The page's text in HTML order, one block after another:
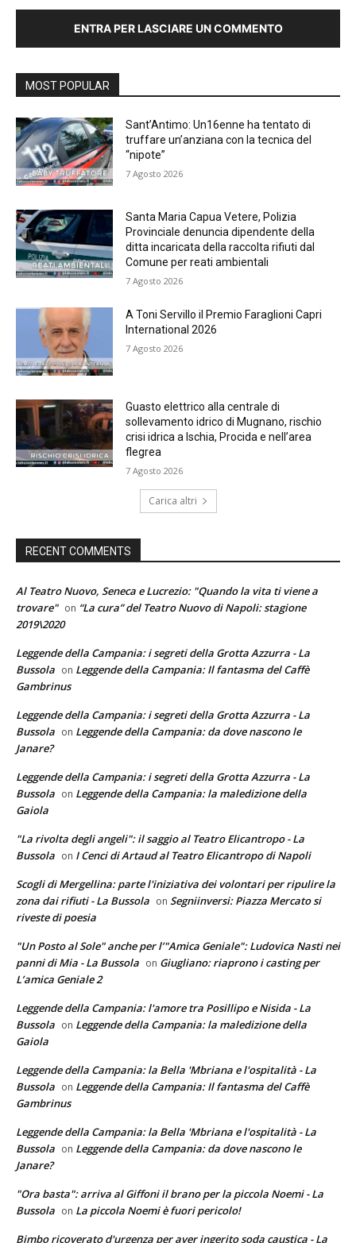
ENTRA PER LASCIARE UN COMMENTO
MOST POPULAR
Sant’Antimo: Un16enne ha tentato di
truffare un’anziana con la tecnica del
“nipote”
7 Agosto 2026
Santa Maria Capua Vetere, Polizia
Provinciale denuncia dipendente della
ditta incaricata della raccolta rifiuti dal
Comune per reati ambientali
7 Agosto 2026
A Toni Servillo il Premio Faraglioni Capri
International 2026
7 Agosto 2026
Guasto elettrico alla centrale di
sollevamento idrico di Mugnano, rischio
crisi idrica a Ischia, Procida e nell’area
flegrea
7 Agosto 2026
Carica altri
RECENT COMMENTS
Al Teatro Nuovo, Seneca e Lucrezio: "Quando la vita ti viene a
trovare" on “La cura” del Teatro Nuovo di Napoli: stagione
2019\2020
Leggende della Campania: i segreti della Grotta Azzurra - La
Bussola on Leggende della Campania: Il fantasma del Caffè
Gambrinus
Leggende della Campania: i segreti della Grotta Azzurra - La
Bussola on Leggende della Campania: da dove nascono le
Janare?
Leggende della Campania: i segreti della Grotta Azzurra - La
Bussola on Leggende della Campania: la maledizione della
Gaiola
"La rivolta degli angeli": il saggio al Teatro Elicantropo - La
Bussola on I Cenci di Artaud al Teatro Elicantropo di Napoli
Scogli di Mergellina: parte l'iniziativa dei volontari per ripulire la
zona dai rifiuti - La Bussola on Segniinversi: Piazza Mercato si
riveste di poesia
"Un Posto al Sole" anche per l’"Amica Geniale": Ludovica Nasti nei
panni di Mia - La Bussola on Giugliano: riaprono i casting per
L’amica Geniale 2
Leggende della Campania: l'amore tra Posillipo e Nisida - La
Bussola on Leggende della Campania: la maledizione della
Gaiola
Leggende della Campania: la Bella 'Mbriana e l'ospitalità - La
Bussola on Leggende della Campania: Il fantasma del Caffè
Gambrinus
Leggende della Campania: la Bella 'Mbriana e l'ospitalità - La
Bussola on Leggende della Campania: da dove nascono le
Janare?
"Ora basta": arriva al Giffoni il brano per la piccola Noemi - La
Bussola on La piccola Noemi è fuori pericolo!
Bimbo ricoverato d'urgenza per aver ingerito soda caustica - La